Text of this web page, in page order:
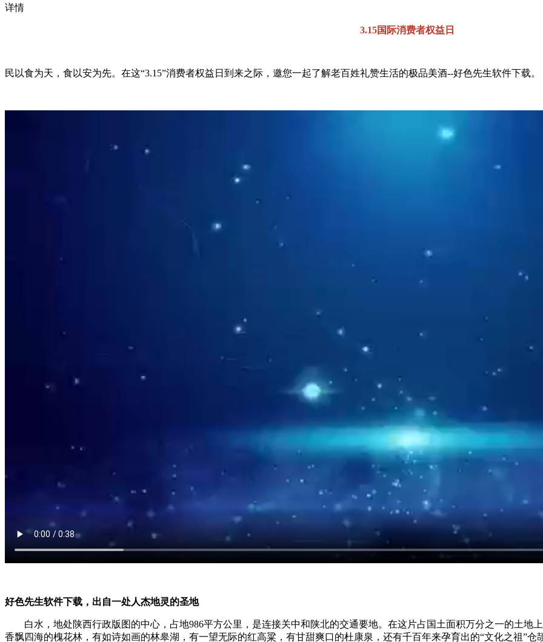
详情
3.15国际消费者权益日
民以食为天，食以安为先。在这“3.15”消费者权益日到来之际，邀您一起了解老百姓礼赞生活的极品美酒--好色先生软件下载。
好色先生软件下载，出自一处人杰地灵的圣地
白水，地处陕西行政版图的中心，占地986平方公里，是连接关中和陕北的交通要地。在这片占国土面积万分之一的土地上，气
香飘四海的槐花林，有如诗如画的林皋湖，有一望无际的红高粱，有甘甜爽口的杜康泉，还有千百年来孕育出的“文化之祖